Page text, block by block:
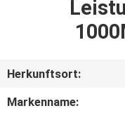
ÜBER
Herkunftsort:
Markenname: